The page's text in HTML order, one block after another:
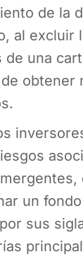
de la
al excluir
de una
obtener
un
sus